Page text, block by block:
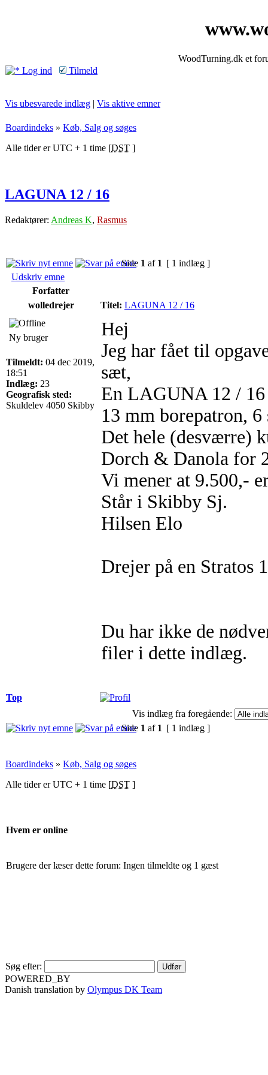
WoodTurning.dk et
Log ind
Tilmeld
Vis ubesvarede indlæg | Vis aktive emner
Boardindeks » Køb, Salg og søges
Alle tider er UTC + 1 time [DST ]
LAGUNA 12 / 16
Redaktører: Andreas K, Rasmus
Side 1 af 1 [ 1 indlæg ]
Udskriv emne
Forfatter
wolledrejer
Titel: LAGUNA 12 / 16
Ny bruger
Tilmeldt: 04 dec 2019,
18:51
Indlæg: 23
Geografisk sted:
Skuldelev 4050 Skibby
Hej
Jeg har fået til
sæt,
En LAGUNA 12 /
13 mm borepatron,
Det hele (desværre)
Dorch & Danola for
Vi mener at 9.500,-
Står i Skibby Sj.
Hilsen Elo
Drejer på en Stratos
Du har ikke de
filer i dette indlæg.
Top
Vis indlæg fra foregående:
Side 1 af 1 [ 1 indlæg ]
Boardindeks » Køb, Salg og søges
Alle tider er UTC + 1 time [DST ]
Hvem er online
Brugere der læser dette forum: Ingen tilmeldte og 1 gæst
Søg efter:
POWERED_BY
Danish translation by Olympus DK Team